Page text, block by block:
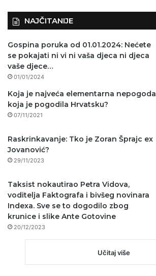
NAJČITANIJE
Gospina poruka od 01.01.2024: Nećete
se pokajati ni vi ni vaša djeca ni djeca
vaše djece…
01/01/2024
Koja je najveća elementarna nepogoda
koja je pogodila Hrvatsku?
07/11/2021
Raskrinkavanje: Tko je Zoran Šprajc ex
Jovanović?
29/11/2023
Taksist nokautirao Petra Vidova,
voditelja Faktografa i bivšeg novinara
Indexa. Sve se to dogodilo zbog
krunice i slike Ante Gotovine
20/12/2023
Učitaj više